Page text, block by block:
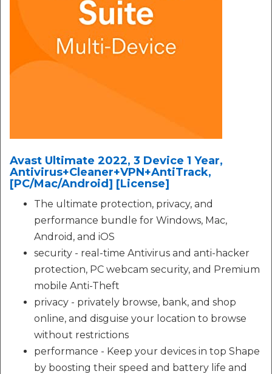
Avast Ultimate 2022, 3 Device 1 Year,
Antivirus+Cleaner+VPN+AntiTrack,
[PC/Mac/Android] [License]
The ultimate protection, privacy, and
performance bundle for Windows, Mac,
Android, and iOS
security - real-time Antivirus and anti-hacker
protection, PC webcam security, and Premium
mobile Anti-Theft
privacy - privately browse, bank, and shop
online, and disguise your location to browse
without restrictions
performance - Keep your devices in top Shape
by boosting their speed and battery life and